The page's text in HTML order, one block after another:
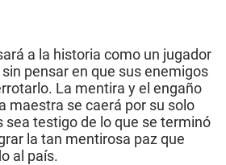
a la historia como un jugador
pensar en que sus enemigos
La mentira y el engaño
maestra se caerá por su solo
sea testigo de lo que se terminó
la tan mentirosa paz que
al país.